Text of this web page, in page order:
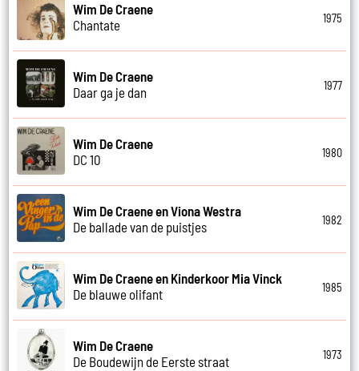
Wim De Craene
Chantate
1975
Wim De Craene
Daar ga je dan
1977
Wim De Craene
DC 10
1980
Wim De Craene en Viona Westra
De ballade van de puistjes
1982
Wim De Craene en Kinderkoor Mia Vinck
De blauwe olifant
1985
Wim De Craene
De Boudewijn de Eerste straat
1973